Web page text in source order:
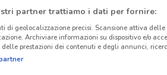
TIVOLI ROMA
partner trattiamo i dati per fornire:
di geolocalizzazione precisi. Scansione attiva
Archiviare informazioni su dispositivo e/o
prestazioni dei contenuti e degli annunci,